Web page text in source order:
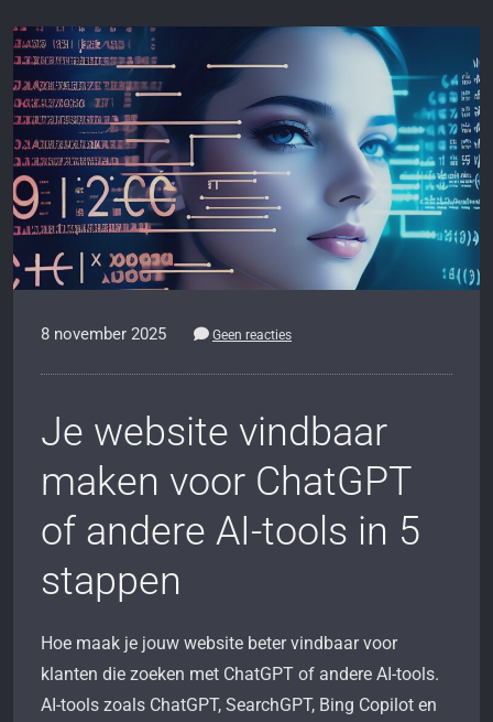
8 november 2025 Geen reacties
Je website vindbaar
maken voor ChatGPT
of andere AI-tools in 5
stappen
Hoe maak je jouw website beter vindbaar voor
klanten die zoeken met ChatGPT of andere AI-tools.
AI-tools zoals ChatGPT, SearchGPT, Bing Copilot en